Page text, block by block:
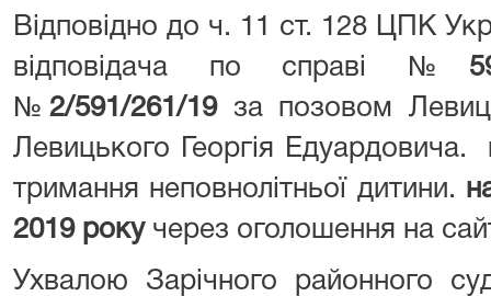
Відповідно до ч. 11 ст. 128 ЦПК
відповідача по справі №
№2/591/261/19 за позовом
Левицького Георгія Едуардовича.
тримання неповнолітньої дитини.
2019 рокучерез оголошення на
Ухвалою Зарічного районного